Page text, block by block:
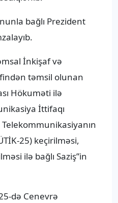
bağlı Prezident
İnkişaf və
təmsil olunan
Hökuməti ilə
İttifaqı
25) keçirilməsi,
ilə bağlı Saziş”in
də Cenevrə